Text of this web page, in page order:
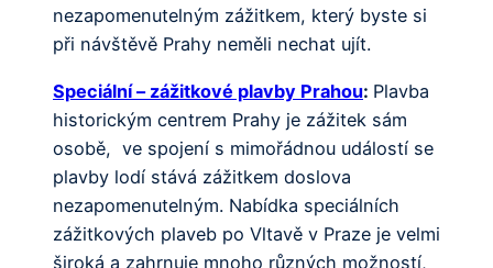
nezapomenutelným zážitkem, který byste si
při návštěvě Prahy neměli nechat ujít.
Speciální – zážitkové plavby Prahou: Plavba
historickým centrem Prahy je zážitek sám
osobě, ve spojení s mimořádnou událostí se
plavby lodí stává zážitkem doslova
nezapomenutelným. Nabídka speciálních
zážitkových plaveb po Vltavě v Praze je velmi
široká a zahrnuje mnoho různých možností,